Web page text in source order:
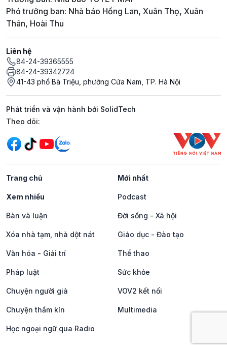
Phó trưởng ban: Nhà báo Hồng Lan, Xuân Thọ, Xuân
Thân, Hoài Thu
Liên hệ
84-24-39365555
84-24-39342724
41-43 phố Bà Triệu, phường Cửa Nam, TP. Hà Nội
Phát triển và vận hành bởi SolidTech
Mạng xã hội
Theo dõi:
Trang chủ Mới nhất
Xem nhiều Podcast
Bàn và luận Đời sống - Xã hội
Xóa nhà tạm, nhà dột nát Giáo dục - Đào tạo
Văn hóa - Giải trí Thể thao
Pháp luật Sức khỏe
Chuyện người già VOV2 kết nối
Chuyện thầm kín Multimedia
Học ngoại ngữ qua Radio